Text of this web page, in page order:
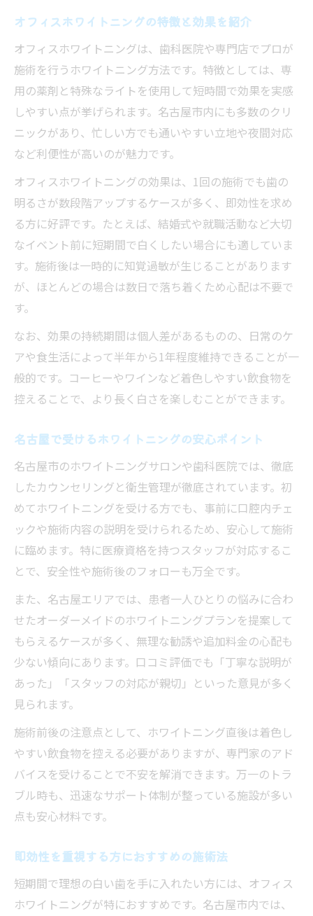
オフィスホワイトニングの特徴と効果を紹介
オフィスホワイトニングは、歯科医院や専門店でプロが
施術を行うホワイトニング方法です。特徴としては、専
用の薬剤と特殊なライトを使用して短時間で効果を実感
しやすい点が挙げられます。名古屋市内にも多数のクリ
ニックがあり、忙しい方でも通いやすい立地や夜間対応
など利便性が高いのが魅力です。
オフィスホワイトニングの効果は、1回の施術でも歯の
明るさが数段階アップするケースが多く、即効性を求め
る方に好評です。たとえば、結婚式や就職活動など大切
なイベント前に短期間で白くしたい場合にも適していま
す。施術後は一時的に知覚過敏が生じることがあります
が、ほとんどの場合は数日で落ち着くため心配は不要で
す。
なお、効果の持続期間は個人差があるものの、日常のケ
アや食生活によって半年から1年程度維持できることが一
般的です。コーヒーやワインなど着色しやすい飲食物を
控えることで、より長く白さを楽しむことができます。
名古屋で受けるホワイトニングの安心ポイント
名古屋市のホワイトニングサロンや歯科医院では、徹底
したカウンセリングと衛生管理が徹底されています。初
めてホワイトニングを受ける方でも、事前に口腔内チェ
ックや施術内容の説明を受けられるため、安心して施術
に臨めます。特に医療資格を持つスタッフが対応するこ
とで、安全性や施術後のフォローも万全です。
また、名古屋エリアでは、患者一人ひとりの悩みに合わ
せたオーダーメイドのホワイトニングプランを提案して
もらえるケースが多く、無理な勧誘や追加料金の心配も
少ない傾向にあります。口コミ評価でも「丁寧な説明が
あった」「スタッフの対応が親切」といった意見が多く
見られます。
施術前後の注意点として、ホワイトニング直後は着色し
やすい飲食物を控える必要がありますが、専門家のアド
バイスを受けることで不安を解消できます。万一のトラ
ブル時も、迅速なサポート体制が整っている施設が多い
点も安心材料です。
即効性を重視する方におすすめの施術法
短期間で理想の白い歯を手に入れたい方には、オフィス
ホワイトニングが特におすすめです。名古屋市内では、